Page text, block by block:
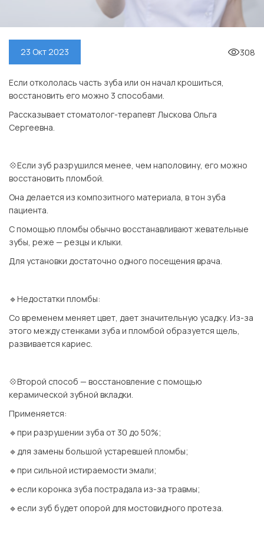
23 Окт 2023 308
Если откололась часть зуба или он начал крошиться,
восстановить его можно 3 способами.
Рассказывает стоматолог-терапевт Лыскова Ольга
Сергеевна.
💠Если зуб разрушился менее, чем наполовину, его можно
восстановить пломбой.
Она делается из композитного материала, в тон зуба
пациента.
С помощью пломбы обычно восстанавливают жевательные
зубы, реже — резцы и клыки.
Для установки достаточно одного посещения врача.
🔹Недостатки пломбы:
Со временем меняет цвет, дает значительную усадку. Из-за
этого между стенками зуба и пломбой образуется щель,
развивается кариес.
💠Второй способ — восстановление с помощью
керамической зубной вкладки.
Применяется:
🔹при разрушении зуба от 30 до 50%;
🔹для замены большой устаревшей пломбы;
🔹при сильной истираемости эмали;
🔹если коронка зуба пострадала из-за травмы;
🔹если зуб будет опорой для мостовидного протеза.